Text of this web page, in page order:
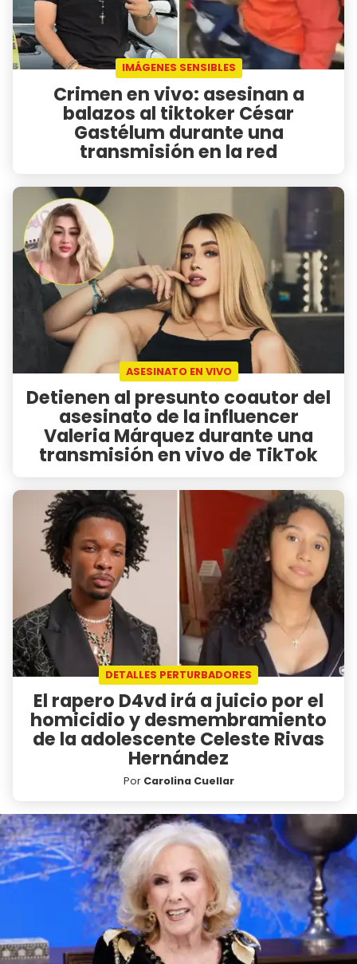
IMÁGENES SENSIBLES
Crimen en vivo: asesinan a
balazos al tiktoker César
Gastélum durante una
transmisión en la red
ASESINATO EN VIVO
Detienen al presunto coautor del
asesinato de la influencer
Valeria Márquez durante una
transmisión en vivo de TikTok
DETALLES PERTURBADORES
El rapero D4vd irá a juicio por el
homicidio y desmembramiento
de la adolescente Celeste Rivas
Hernández
Por Carolina Cuellar